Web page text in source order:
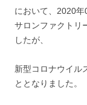
において、2020
サロンファクトリ
したが、
新型コロナウイル
ととなりました。